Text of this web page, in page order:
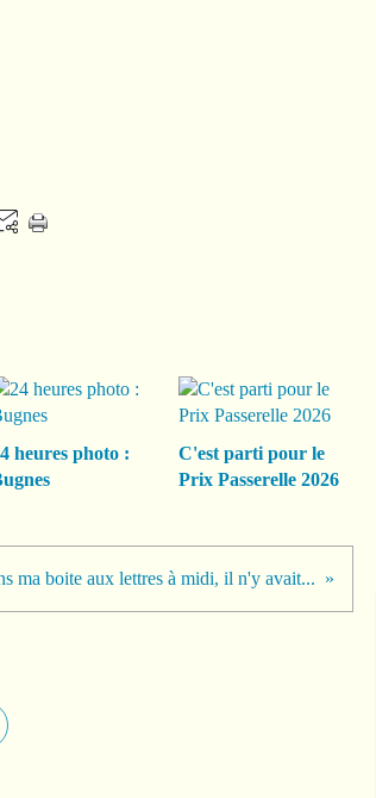
heures photo :
C'est parti pour le
Prix Passerelle 2026
ma boite aux lettres à midi, il n'y avait...